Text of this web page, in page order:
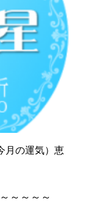
月の運気）恵
～～～～